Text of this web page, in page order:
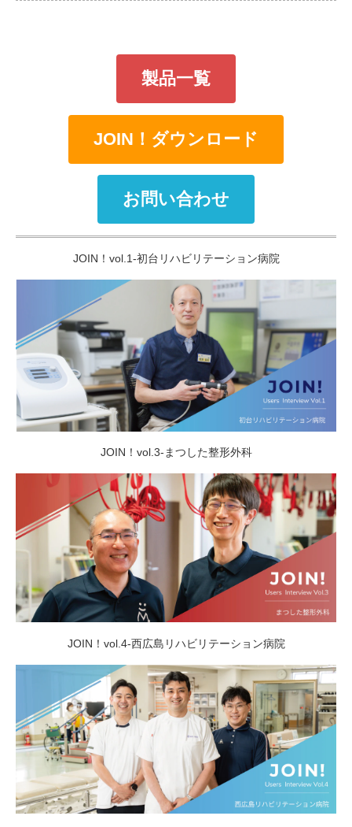
製品一覧
JOIN！ダウンロード
お問い合わせ
JOIN！vol.1-初台リハビリテーション病院
JOIN！vol.3-まつした整形外科
JOIN！vol.4-西広島リハビリテーション病院